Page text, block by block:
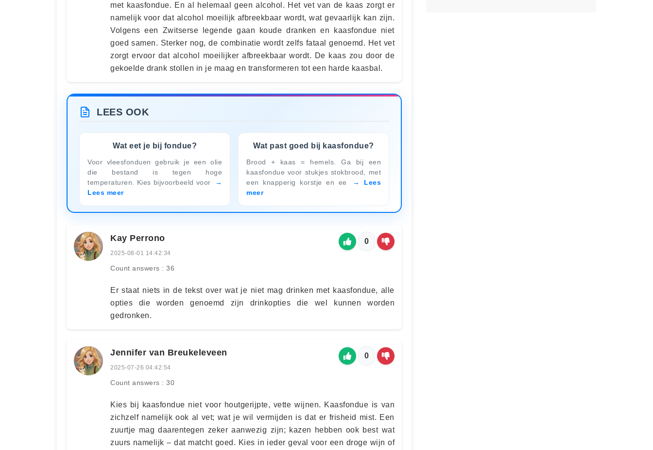
met kaasfondue. En al helemaal geen alcohol. Het vet van de kaas zorgt er
namelijk voor dat alcohol moeilijk afbreekbaar wordt, wat gevaarlijk kan zijn.
Volgens een Zwitserse legende gaan koude dranken en kaasfondue niet
goed samen. Sterker nog, de combinatie wordt zelfs fataal genoemd. Het vet
zorgt ervoor dat alcohol moeilijker afbreekbaar wordt. De kaas zou door de
gekoelde drank stollen in je maag en transformeren tot een harde kaasbal.
LEES OOK
Wat eet je bij fondue?
Voor vleesfonduen gebruik je een olie
die bestand is tegen hoge
temperaturen. Kies bijvoorbeeld voor
Lees meer
Wat past goed bij kaasfondue?
Brood + kaas = hemels. Ga bij een
kaasfondue voor stukjes stokbrood, met
een knapperig korstje en ee
Lees
meer
Kay Perrono
2025-08-01 14:42:34
Count answers : 36
0
Er staat niets in de tekst over wat je niet mag drinken met kaasfondue, alle
opties die worden genoemd zijn drinkopties die wel kunnen worden
gedronken.
Jennifer van Breukeleveen
2025-07-26 04:42:54
Count answers : 30
0
Kies bij kaasfondue niet voor houtgerijpte, vette wijnen. Kaasfondue is van
zichzelf namelijk ook al vet; wat je wil vermijden is dat er frisheid mist. Een
zuurtje mag daarentegen zeker aanwezig zijn; kazen hebben ook best wat
zuurs namelijk – dat matcht goed. Kies in ieder geval voor een droge wijn of